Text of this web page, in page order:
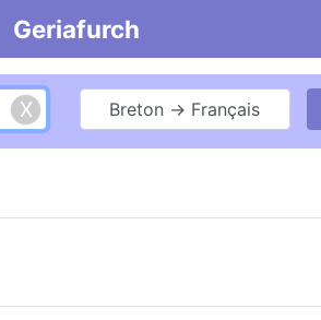
Geriafurch
Breton → Français